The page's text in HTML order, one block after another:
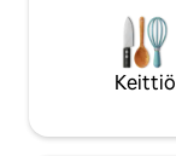
Keittiö